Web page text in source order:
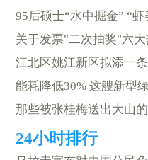
95后硕士“水中掘金” “
关于发票"二次抽奖"六
江北区姚江新区拟添一
能耗降低30% 这艘新型
那些被张桂梅送出大山